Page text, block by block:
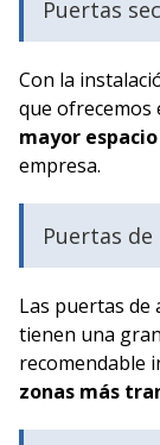
Puertas
Con la
que ofrecemos
mayor
empresa.
Puertas
Las puertas de
tienen una
recomendable
zonas más